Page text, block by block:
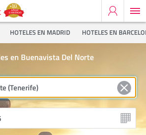
HOTELES EN MADRID HOTELES EN
en Buenavista Del Norte